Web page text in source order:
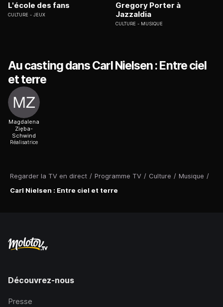
Regarder la TV en direct / Programme TV / Culture / Musique /
Carl Nielsen : Entre ciel et terre
L'école des fans
CULTURE JEUX
Gregory Porter à
Jazzaldia
CULTURE MUSIQUE
Au casting dans Carl Nielsen : Entre ciel
et terre
Magdalena
Zięba-
Schwind
Réalisatrice
Découvrez-nous
Presse